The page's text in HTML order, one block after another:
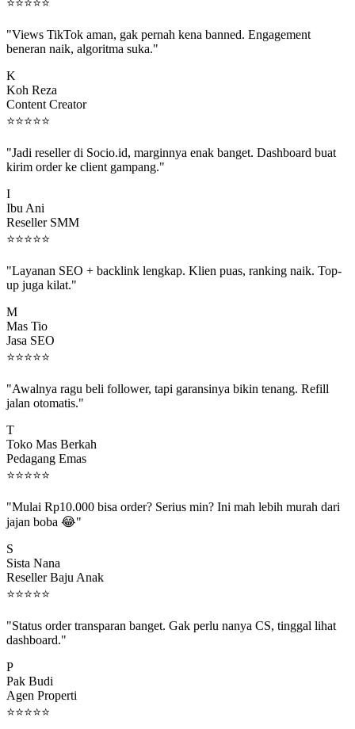
beneran naik, algoritma suka."
Koh Reza
Content Creator
⭐⭐⭐⭐⭐
kirim order ke client gampang."
Ibu Ani
Reseller SMM
⭐⭐⭐⭐⭐
up juga kilat."
Mas Tio
Jasa SEO
⭐⭐⭐⭐⭐
jalan otomatis."
Toko Mas Berkah
Pedagang Emas
⭐⭐⭐⭐⭐
jajan boba 😂"
Sista Nana
Reseller Baju Anak
⭐⭐⭐⭐⭐
dashboard."
Pak Budi
Agen Properti
⭐⭐⭐⭐⭐